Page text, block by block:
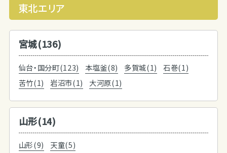
東北エリア
宮城(136)
仙台・国分町(123) 本塩釜(8) 多賀城(1)
石巻(1)
苦竹(1)
岩沼市(1) 大河原(1)
山形(14)
山形(9) 天童(5)